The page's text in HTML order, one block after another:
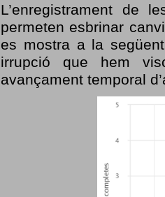
L’enregistrament de
permeten esbrinar
es mostra a la
irrupció que hem
avançament temporal